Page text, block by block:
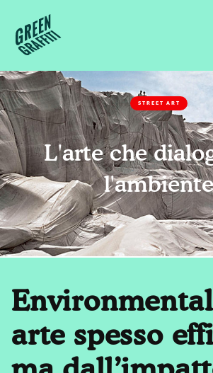
STREET ART
L'arte che
l'ambiente
arte spesso